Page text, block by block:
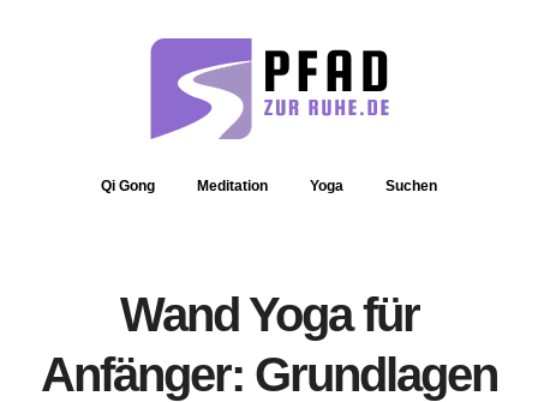
Qi Gong Meditation Yoga Suchen
Wand Yoga für
Anfänger: Grundlagen